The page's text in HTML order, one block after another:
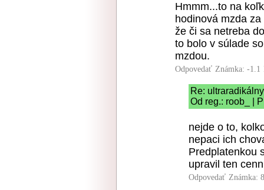
Hmmm...to na
hodinová mzda
že či sa netreba
to bolo v súlade
mzdou.
Odpovedať Známka: -1.1
Re:
Od reg.: roob_ |
nejde o to,
nepaci ich
Predplatenkou
upravil ten
Odpovedať Známka: